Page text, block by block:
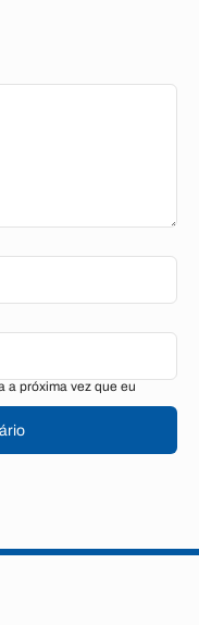
a próxima vez que eu